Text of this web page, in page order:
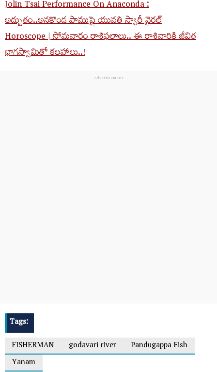
Jolin Tsai Performance On Anaconda :
అద్బుతం..అనకొండ పాముపై యువతి స్వారీ వైరల్
Horoscope | సోమ‌వారం రాశిఫ‌లాలు.. ఈ రాశివారికి జీవిత
భాగ‌స్వామితో క‌ల‌హాలు..!
Tags:
FISHERMAN
godavari river
Pandugappa Fish
Yanam